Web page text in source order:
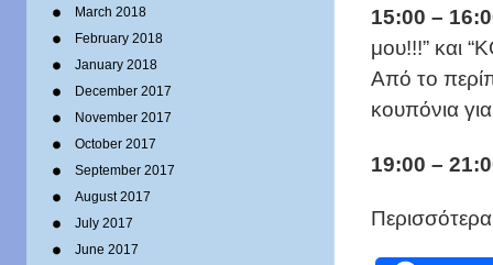
March 2018
February 2018
January 2018
December 2017
November 2017
October 2017
September 2017
August 2017
July 2017
June 2017
15:00 –
μου!!!” και
Από το
κουπόνια
19:00 –
Περισσότερα